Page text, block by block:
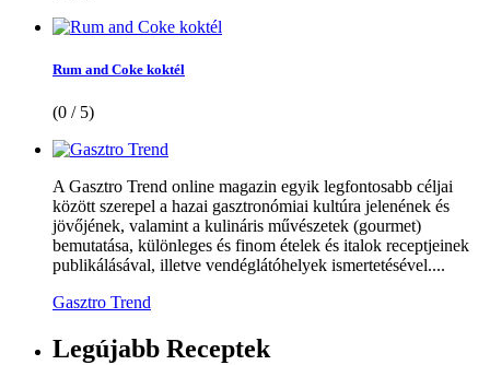
Rum and Coke koktél
(0 / 5)
A Gasztro Trend online magazin egyik legfontosabb céljai
között szerepel a hazai gasztronómiai kultúra jelenének és
jövőjének, valamint a kulináris művészetek (gourmet)
bemutatása, különleges és finom ételek és italok receptjeinek
publikálásával, illetve vendéglátóhelyek ismertetésével....
Gasztro Trend
Legújabb Receptek